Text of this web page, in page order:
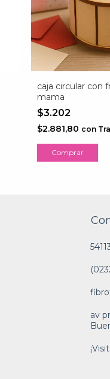
caja circular con
mama
$3.202
$2.881,80 con
Comprar
av